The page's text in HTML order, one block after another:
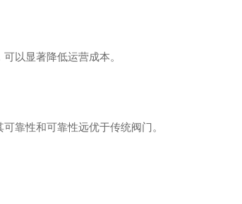
以显著降低运营成本。
靠性和可靠性远优于传统阀门。